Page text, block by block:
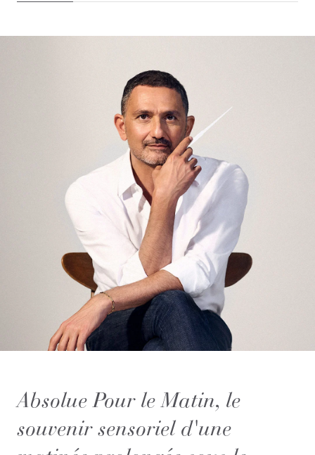
Absolue Pour le Matin, le
souvenir sensoriel d'une